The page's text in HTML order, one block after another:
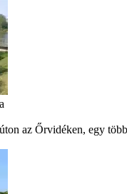
az Őrvidéken, egy